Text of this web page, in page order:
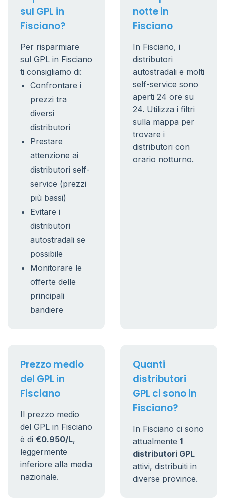
sul GPL in
Fisciano?
Per risparmiare
sul GPL in Fisciano
ti consigliamo di:
Confrontare i
prezzi tra
diversi
distributori
Prestare
attenzione ai
distributori self-
service (prezzi
più bassi)
Evitare i
distributori
autostradali se
possibile
Monitorare le
offerte delle
principali
bandiere
notte in
Fisciano
In Fisciano, i
distributori
autostradali e molti
self-service sono
aperti 24 ore su
24. Utilizza i filtri
sulla mappa per
trovare i
distributori con
orario notturno.
Prezzo medio
del GPL in
Fisciano
Il prezzo medio
del GPL in Fisciano
è di €0.950/L,
leggermente
inferiore alla media
nazionale.
Quanti
distributori
GPL ci sono in
Fisciano?
In Fisciano ci sono
attualmente 1
distributori GPL
attivi, distribuiti in
diverse province.